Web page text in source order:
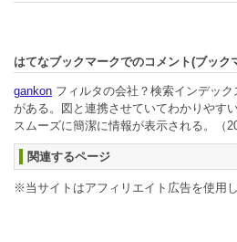
はてなブックマークでのコメント(ブック
gankon フィルタの会社？検索インデッ
がある。図と連携させていてわかりやす
スムーズに簡潔に情報が表示される。
（
関連するページ
※当サイトはアフィリエイト広告を使用し